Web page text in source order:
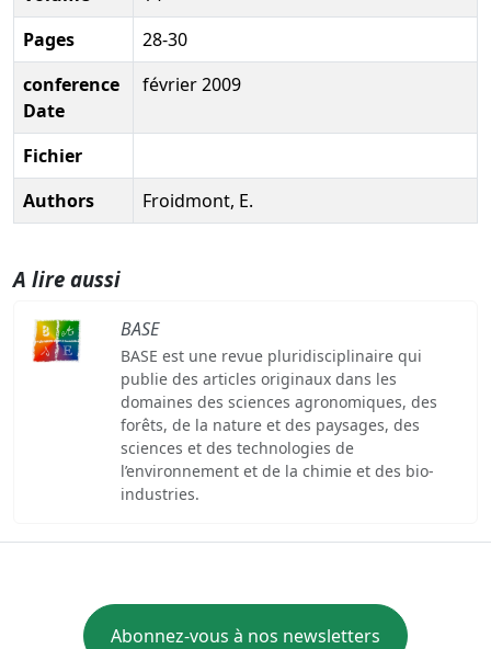
Pages
28-30
conference
Date
février 2009
Fichier
Authors
Froidmont, E.
A lire aussi
BASE
BASE est une revue pluridisciplinaire qui
publie des articles originaux dans les
domaines des sciences agronomiques, des
forêts, de la nature et des paysages, des
sciences et des technologies de
l’environnement et de la chimie et des bio-
industries.
Abonnez-vous à nos newsletters